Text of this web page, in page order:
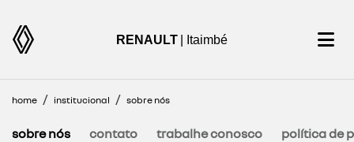
RENAULT | Itaimbé
home institucional sobre nós
sobre nós contato trabalhe conosco política de